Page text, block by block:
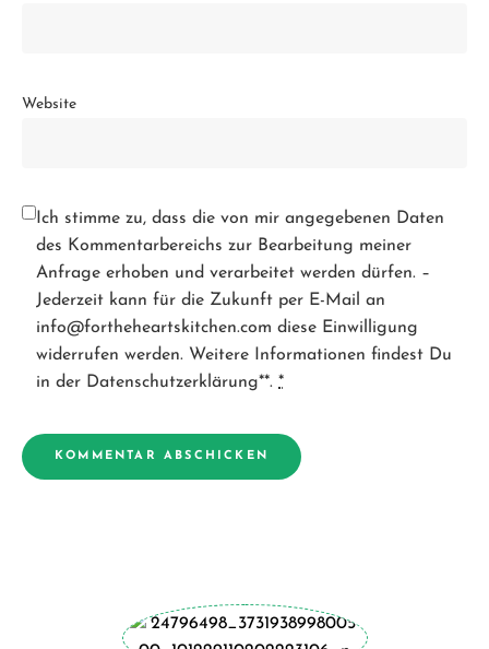
Website
Ich stimme zu, dass die von mir angegebenen Daten
des Kommentarbereichs zur Bearbeitung meiner
Anfrage erhoben und verarbeitet werden dürfen. –
Jederzeit kann für die Zukunft per E-Mail an
info@fortheheartskitchen.com diese Einwilligung
widerrufen werden. Weitere Informationen findest Du
in der Datenschutzerklärung**. *